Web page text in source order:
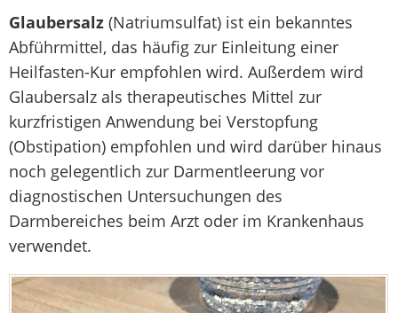
Glaubersalz (Natriumsulfat) ist ein bekanntes
Abführmittel, das häufig zur Einleitung einer
Heilfasten-Kur empfohlen wird. Außerdem wird
Glaubersalz als therapeutisches Mittel zur
kurzfristigen Anwendung bei Verstopfung
(Obstipation) empfohlen und wird darüber hinaus
noch gelegentlich zur Darmentleerung vor
diagnostischen Untersuchungen des
Darmbereiches beim Arzt oder im Krankenhaus
verwendet.